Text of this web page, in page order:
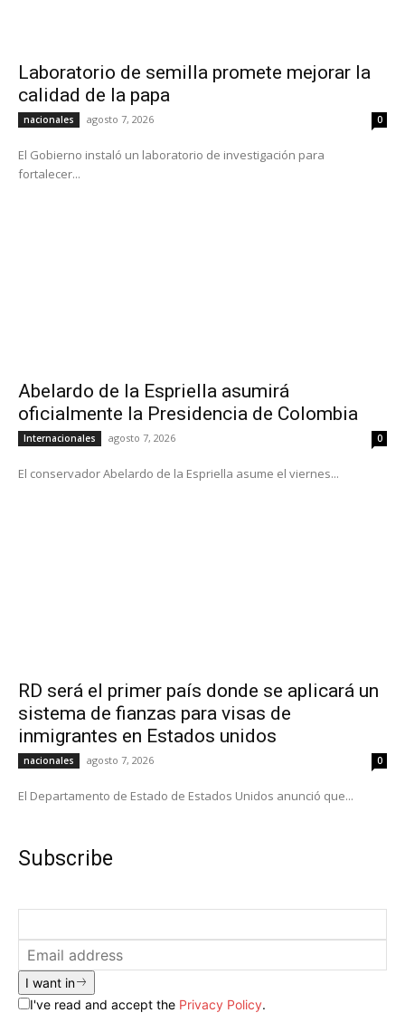
Laboratorio de semilla promete mejorar la
calidad de la papa
nacionales agosto 7, 2026 0
El Gobierno instaló un laboratorio de investigación para
fortalecer...
Abelardo de la Espriella asumirá
oficialmente la Presidencia de Colombia
Internacionales agosto 7, 2026 0
El conservador Abelardo de la Espriella asume el viernes...
RD será el primer país donde se aplicará un
sistema de fianzas para visas de
inmigrantes en Estados unidos
nacionales agosto 7, 2026 0
El Departamento de Estado de Estados Unidos anunció que...
Subscribe
I want in
I've read and accept the Privacy Policy.